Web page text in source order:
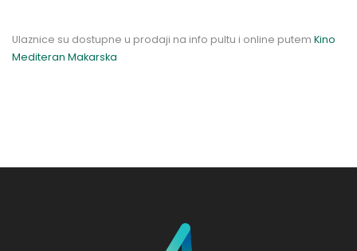
Ulaznice su dostupne u prodaji na info pultu i online putem Kino
Mediteran Makarska